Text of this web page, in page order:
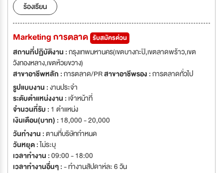
ร้องเรียน
Marketing การตลาด รับสมัครด่วน
สถานที่ปฏิบัติงาน :กรุงเทพมหานคร(เขตบางกะปิ,เขตลาดพร้าว,เขต
วังทองหลาง,เขตห้วยขวาง)
สาขาอาชีพหลัก :การตลาด/PRสาขาอาชีพรอง :การตลาดทั่วไป
รูปแบบงาน :งานประจำ
ระดับตำแหน่งงาน : เจ้าหน้าที่
จำนวนที่รับ : 1 ตำแหน่ง
เงินเดือน(บาท) : 18,000 - 20,000
วันทำงาน :ตามที่บริษัทกำหนด
วันหยุด :ไม่ระบุ
เวลาทำงาน :09:00 - 18:00
เวลาทำงานอื่นๆ :- ทำงานสัปดาห์ละ 6 วัน